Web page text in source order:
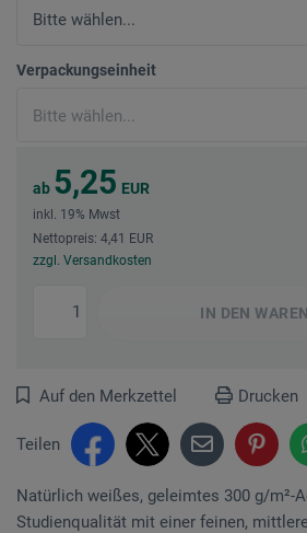
Verpackungseinheit
ab 5,25 EUR
inkl. 19% Mwst
Nettopreis: 4,41 EUR
zzgl. Versandkosten
IN DEN
Auf den Merkzettel Drucken
Teilen
Natürlich weißes, geleimtes 300 g/m²-
Studienqualität mit einer feinen,